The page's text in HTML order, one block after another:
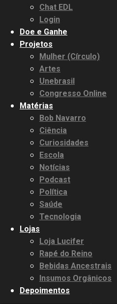
Chat EDL
Login
Doe e Ganhe
Projetos
Mulher (Círculo)
Artes
Unebrasil
Congresso Online
Matérias
Bob Navarro
Ciência
Curiosidades
Escola
Notícias
Podcast
Política
Saúde
Tecnologia
Lojas
Loja Lucifer
Rapé do Reino
Bebidas Ancestrais
Insumos Orgânicos
Depoimentos